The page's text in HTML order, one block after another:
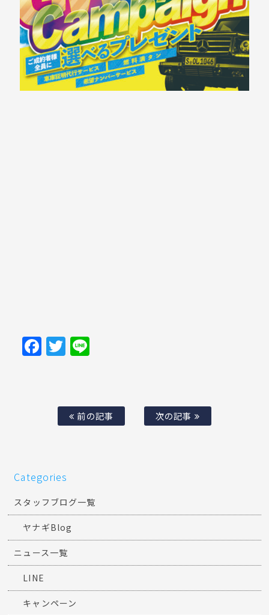
Facebook
Twitter
前の記事 次の記事
Categories
スタッフブログ一覧
ヤナギBlog
ニュース一覧
LINE
キャンペーン